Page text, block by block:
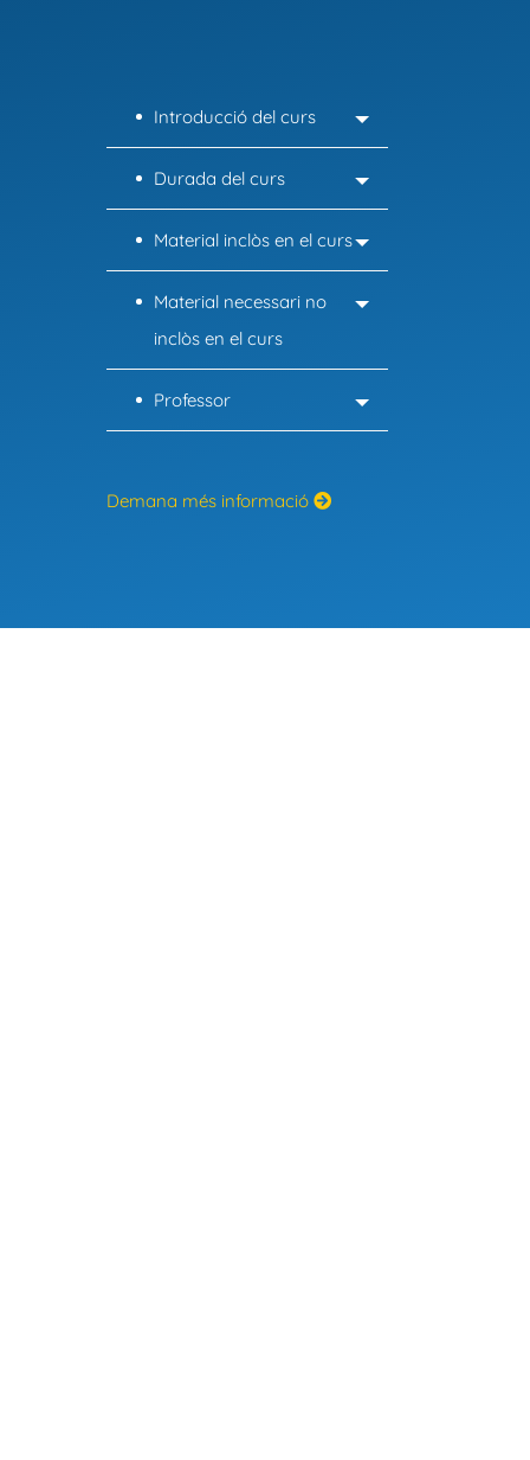
Introducció del curs
Durada del curs
Material inclòs en el curs
Material necessari no
inclòs en el curs
Professor
Demana més informació